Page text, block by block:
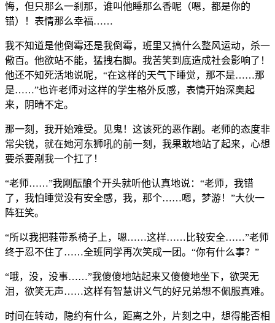
悔，但只那么一刹那，谁叫他睡那么香呢（嗯，都是你的
错）！表情那么幸福……
我不知道是他倒霉还是我倒霉，班里又搞什么整风运动，杀一
儆百。他欲站不能，猛拽右脚。我苦笑到底造成社会影响了！
他还不知死活地说呢，“在这样的天气下睡觉，那不是……那
是……”也许老师对这样的学生格外反感，表情开始深奥起
来，阴晴不定。
那一刻，我开始难受。见鬼！这该死的恶作剧。老师的态度非
常尖锐，就在她河东狮吼的前一刻，我果敢地站了起来，心想
要杀要剐我一个扛了！
“老师……”我刚酝酿个开头就听他认真地说：“老师，我错
了，我怕睡觉没有安全感，我，那个……嗯，梦游！”大伙一
阵狂笑。
“所以我把鞋带系椅子上，嗯……这样……比较安全……”老师
终于忍不住了……全班同学再次笑成一团。“你有什么事？”
“哦，没，没事……”我傻傻地站起来又傻傻地坐下，欲哭无
泪，欲笑无声……这样有智慧讲义气的好兄弟想不佩服真难。
时间在转动，隐约有什么，距离之外，片刻之中，想得能否相